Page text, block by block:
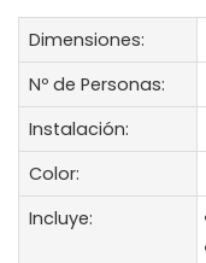
Dimensiones:
Nº de Personas:
Instalación:
Color:
Incluye: